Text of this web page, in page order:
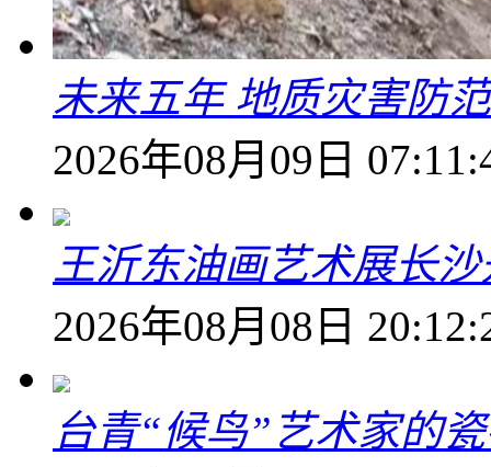
未来五年 地质灾害防
2026年08月09日
王沂东油画艺术展长
2026年08月08日
台青“候鸟”艺术家的